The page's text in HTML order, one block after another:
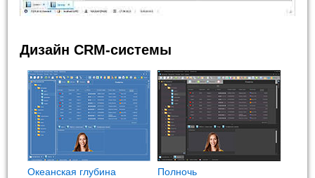
Дизайн CRM-системы
Океанская глубина Полночь